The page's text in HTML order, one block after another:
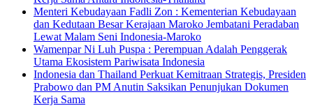
Menteri Kebudayaan Fadli Zon : Kementerian Kebudayaan
dan Kedutaan Besar Kerajaan Maroko Jembatani Peradaban
Lewat Malam Seni Indonesia-Maroko
Wamenpar Ni Luh Puspa : Perempuan Adalah Penggerak
Utama Ekosistem Pariwisata Indonesia
Indonesia dan Thailand Perkuat Kemitraan Strategis, Presiden
Prabowo dan PM Anutin Saksikan Penunjukan Dokumen
Kerja Sama